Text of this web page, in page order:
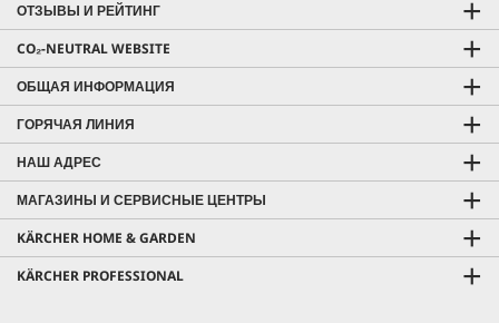
ОТЗЫВЫ И РЕЙТИНГ
CO₂-NEUTRAL WEBSITE
ОБЩАЯ ИНФОРМАЦИЯ
ГОРЯЧАЯ ЛИНИЯ
НАШ АДРЕС
МАГАЗИНЫ И СЕРВИСНЫЕ ЦЕНТРЫ
KÄRCHER HOME & GARDEN
KÄRCHER PROFESSIONAL